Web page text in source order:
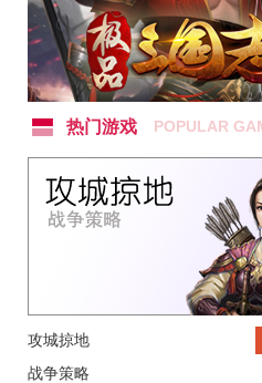
《84极品三国志》是由84JOY游
营的策略网页游戏，历史背景宏
背景真实刻画，构建多国林立
热门游戏 POPULAR
攻城掠地
战争策略